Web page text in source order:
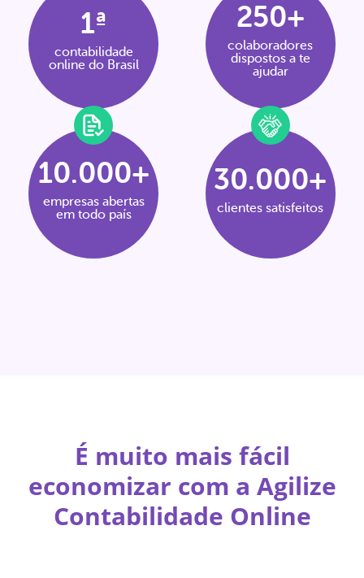
1ª
contabilidade
online do Brasil
250+
colaboradores
dispostos a te
ajudar
10.000+
empresas abertas
em todo país
30.000+
clientes satisfeitos
É muito mais fácil
economizar com a Agilize
Contabilidade Online